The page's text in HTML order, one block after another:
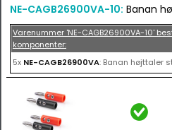
NE-CAGB26900VA-10: Banan
Varenummer 'NE-CAGB26900VA-10'
komponenter:
5x NE-CAGB26900VA: Banan højttaler